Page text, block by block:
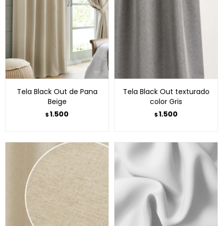
Tela Black Out de Pana
Beige
$1.500
Tela Black Out texturado
color Gris
$1.500